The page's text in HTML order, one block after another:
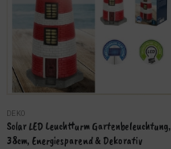
DEKO
Solar LED Leuchtturm Gartenbeleuchtung,
38cm, Energiesparend & Dekorativ